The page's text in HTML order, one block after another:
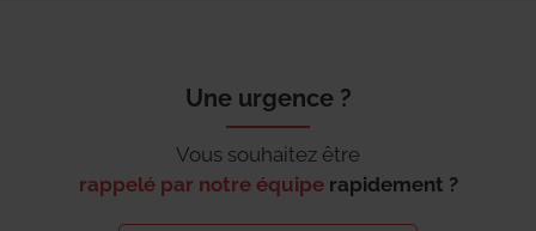
Une urgence ?
Vous souhaitez être
rappelé par notre équipe rapidement ?